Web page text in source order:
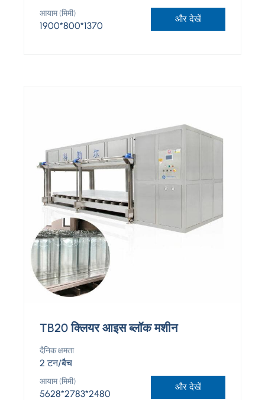
आयाम (मिमी)
1900*800*1370
और देखें
TB20 क्लियर आइस ब्लॉक मशीन
दैनिक क्षमता
2 टन/बैच
आयाम (मिमी)
5628*2783*2480
और देखें